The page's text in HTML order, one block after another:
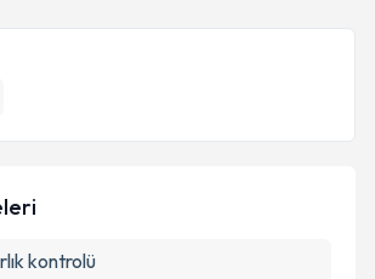
hazırlandığında e-posta ile
işlenmesine ilişkin
kontrolü